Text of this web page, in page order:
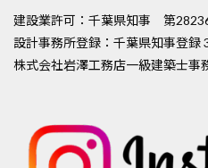
建設業許可：千葉県知事 第
設計事務所登録：千葉県知事登録
株式会社岩澤工務店一級建築士事